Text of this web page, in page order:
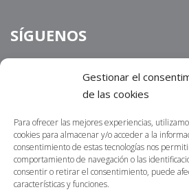
Gestionar el
de las cookies
Para ofrecer las mejores experiencias,
cookies para almacenar y/o acceder a la
consentimiento de estas tecnologías nos
comportamiento de navegación o las
consentir o retirar el consentimiento, puede
características y funciones.
SÍGUENOS
Informamos que losderechos de
radicados por un medio distinto al
webhttps://centrosur.co/
electrónica o física para notificaciones
acusados de recibidos ni tramitados.
contactarnos por nuestros canales